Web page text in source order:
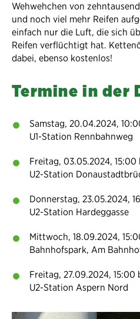
Wehwehchen von
und noch viel mehr Reifen
einfach nur die Luft, die sich
Reifen verflüchtigt hat.
dabei, ebenso kostenlos!
Termine in der
Samstag, 20.04.2024,
U1-Station Rennbahnweg
Freitag, 03.05.2024, 15:00
U2-Station
Donnerstag, 23.05.2024,
U2-Station Hardeggasse
Mittwoch, 18.09.2024,
Bahnhofspark, Am
Freitag, 27.09.2024, 15:00
U2-Station Aspern Nord